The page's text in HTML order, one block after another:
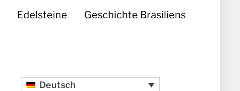
Edelsteine Geschichte Brasiliens
Deutsch